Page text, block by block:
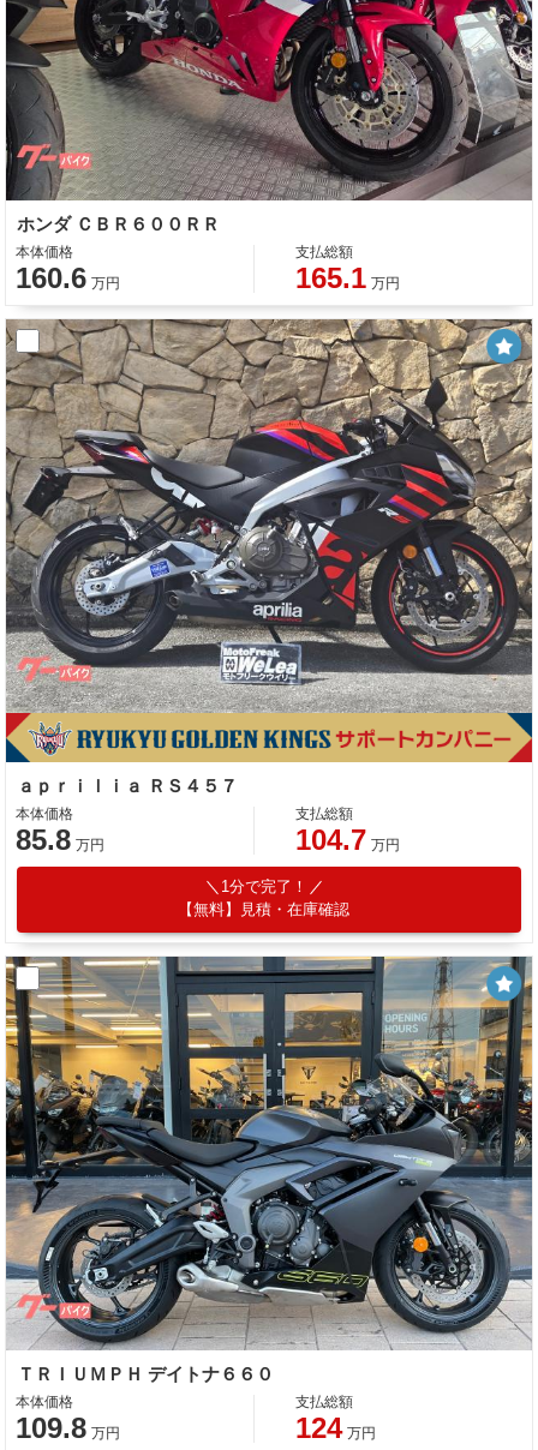
ホンダ ＣＢＲ６００ＲＲ
本体価格
160.6 万円
支払総額
165.1 万円
ａｐｒｉｌｉａ ＲＳ４５７
本体価格
85.8 万円
支払総額
104.7 万円
1分で完了！
【無料】見積・在庫確認
ＴＲＩＵＭＰＨ デイトナ６６０
本体価格
109.8 万円
支払総額
124 万円